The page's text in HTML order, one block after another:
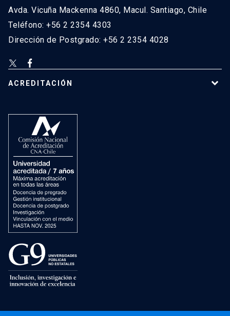
Avda. Vicuña Mackenna 4860, Macul. Santiago, Chile
Teléfono: +56 2 2354 4303
Dirección de Postgrado: +56 2 2354 4028
ACREDITACIÓN